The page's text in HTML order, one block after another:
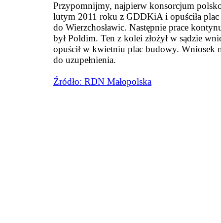
Przypomnijmy, najpierw konsorcjum
lutym 2011 roku z GDDKiA i opuściła
do Wierzchosławic. Następnie prace
był Poldim. Ten z kolei złożył w sądzie
opuścił w kwietniu plac budowy. Wniosek
do uzupełnienia.
Źródło: RDN Małopolska